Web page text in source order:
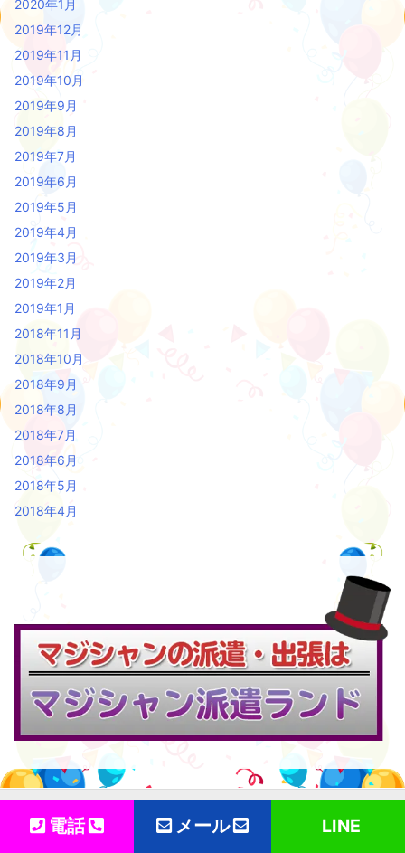
2020年1月
2019年12月
2019年11月
2019年10月
2019年9月
2019年8月
2019年7月
2019年6月
2019年5月
2019年4月
2019年3月
2019年2月
2019年1月
2018年11月
2018年10月
2018年9月
2018年8月
2018年7月
2018年6月
2018年5月
2018年4月
Copyright © バルーン派遣ランドAll Rights Reserved.
電話 メール LINE